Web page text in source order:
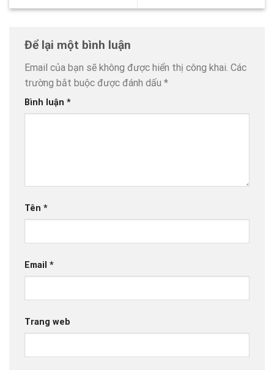
Để lại một bình luận
Email của bạn sẽ không được hiển thị công khai. Các
trường bắt buộc được đánh dấu *
Bình luận *
Tên *
Email *
Trang web